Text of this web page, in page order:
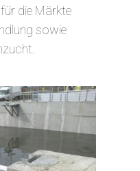
die Märkte
sowie